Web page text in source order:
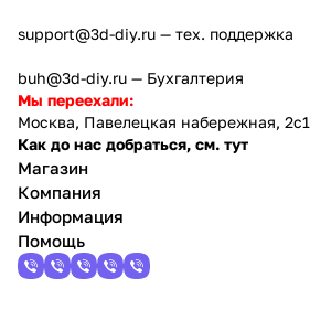
support@3d-diy.ru — тех. поддержка
buh@3d-diy.ru — Бухгалтерия
Мы переехали:
Москва, Павелецкая набережная, 2с1
Как до нас добраться, см. тут
Магазин
Компания
Информация
Помощь